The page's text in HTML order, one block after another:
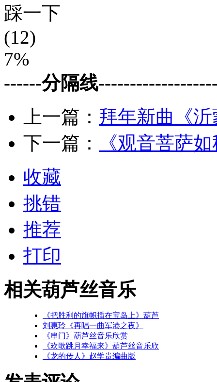
踩一下
(12)
7%
------分隔线
上一篇： 拜年新曲《
下一篇：
《观音菩萨
收藏
挑错
推荐
打印
相关葫芦丝音乐
《把胜利的旗帜插在宝岛上》葫芦
刘惠玲《再唱一曲军港之夜》
《串门》葫芦丝音乐欣赏
《欢歌跳月幸福来》葫芦丝音乐欣
《龙的传人》赵学贵编曲版